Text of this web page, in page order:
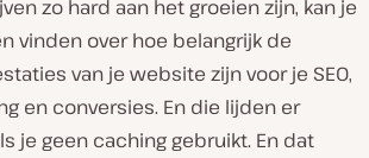
d
o
a
f
s
p
e
zo hard aan het groeien zijn, kan je
vinden over hoe belangrijk de
van je website zijn voor je SEO,
en conversies. En die lijden er
je geen caching gebruikt. En dat